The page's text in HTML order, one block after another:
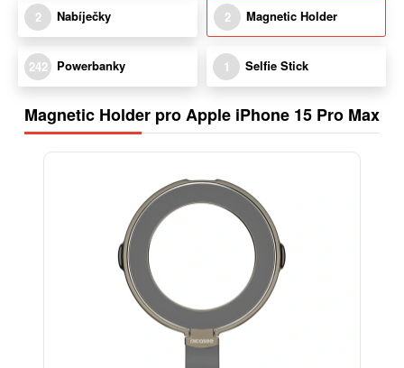
2 Nabíječky 2 Magnetic Holder
242 Powerbanky 1 Selfie Stick
Magnetic Holder pro Apple iPhone 15 Pro Max